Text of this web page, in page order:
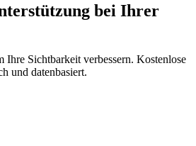
bei Ihrer
Ihre Sichtbarkeit verbessern. Kostenlose
und datenbasiert.